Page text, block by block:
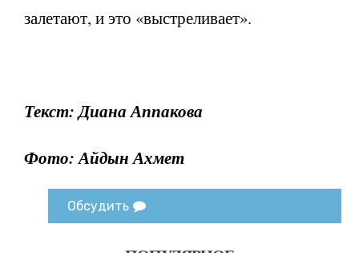
залетают, и это «выстреливает».
Текст: Диана Аппакова
Фото: Айдын Ахмет
Обсудить